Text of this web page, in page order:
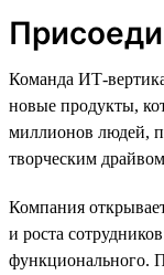
Команда ИТ-
новые продукты,
миллионов людей,
творческим
Компания
и роста
функционального.